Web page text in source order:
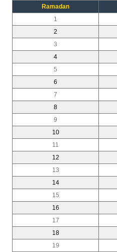
Ramadan
1
2
3
4
5
6
7
8
9
10
11
12
13
14
15
16
17
18
19